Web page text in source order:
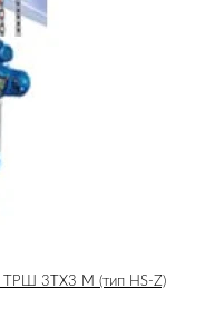
ТРШ 3ТХ3 М (тип HS-Z)